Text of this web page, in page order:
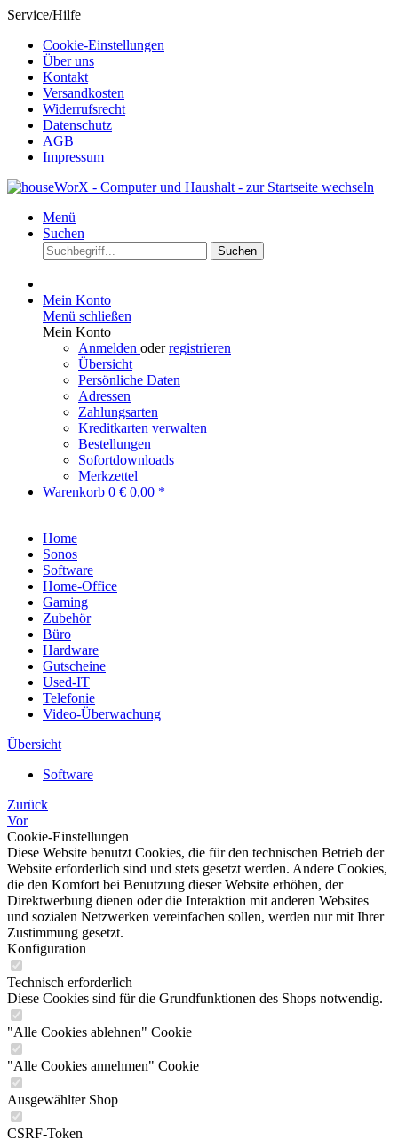
Service/Hilfe
Cookie-Einstellungen
Über uns
Kontakt
Versandkosten
Widerrufsrecht
Datenschutz
AGB
Impressum
Menü
Suchen
Suchen
Mein Konto
Menü schließen
Mein Konto
Anmelden oderregistrieren
Übersicht
Persönliche Daten
Adressen
Zahlungsarten
Kreditkarten verwalten
Bestellungen
Sofortdownloads
Merkzettel
Warenkorb 0 € 0,00 *
Home
Sonos
Software
Home-Office
Gaming
Zubehör
Büro
Hardware
Gutscheine
Used-IT
Telefonie
Video-Überwachung
Übersicht
Software
Zurück
Vor
Cookie-Einstellungen
Diese Website benutzt Cookies, die für den technischen Betrieb der
Website erforderlich sind und stets gesetzt werden. Andere Cookies,
die den Komfort bei Benutzung dieser Website erhöhen, der
Direktwerbung dienen oder die Interaktion mit anderen Websites
und sozialen Netzwerken vereinfachen sollen, werden nur mit Ihrer
Zustimmung gesetzt.
Konfiguration
Technisch erforderlich
Diese Cookies sind für die Grundfunktionen des Shops notwendig.
"Alle Cookies ablehnen" Cookie
"Alle Cookies annehmen" Cookie
Ausgewählter Shop
CSRF-Token